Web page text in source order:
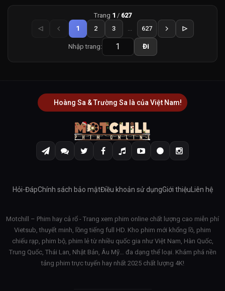
Trang 1 / 627
1
2 3 ... 627
Nhập trang: Đi
Hoàng Sa & Trường Sa là của Việt Nam!
Hỏi-ĐápChính sách bảo mậtĐiều khoản sử dụngGiới thiệuLiên hệ
Motchill – Phim hay cả rổ - Trang xem phim online chất lượng cao miễn phí
Vietsub, thuyết minh, lồng tiếng full HD. Kho phim mới khổng lồ, phim
chiếu rạp, phim bộ, phim lẻ từ nhiều quốc gia như Việt Nam, Hàn Quốc,
Trung Quốc, Thái Lan, Nhật Bản, Âu Mỹ… đa dạng thể loại. Khám phá nền
tảng phim trực tuyến hay nhất 2025 chất lượng 4K!